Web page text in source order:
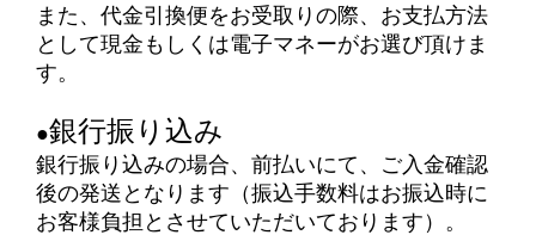
また、代金引換便をお受取りの際、お支払方法
として現金もしくは電子マネーがお選び頂けま
す。
●銀行振り込み
銀行振り込みの場合、 前払いにて、ご入金確認
後の発送 となります（振込手数料はお振込時に
お客様負担とさせていただいております）。